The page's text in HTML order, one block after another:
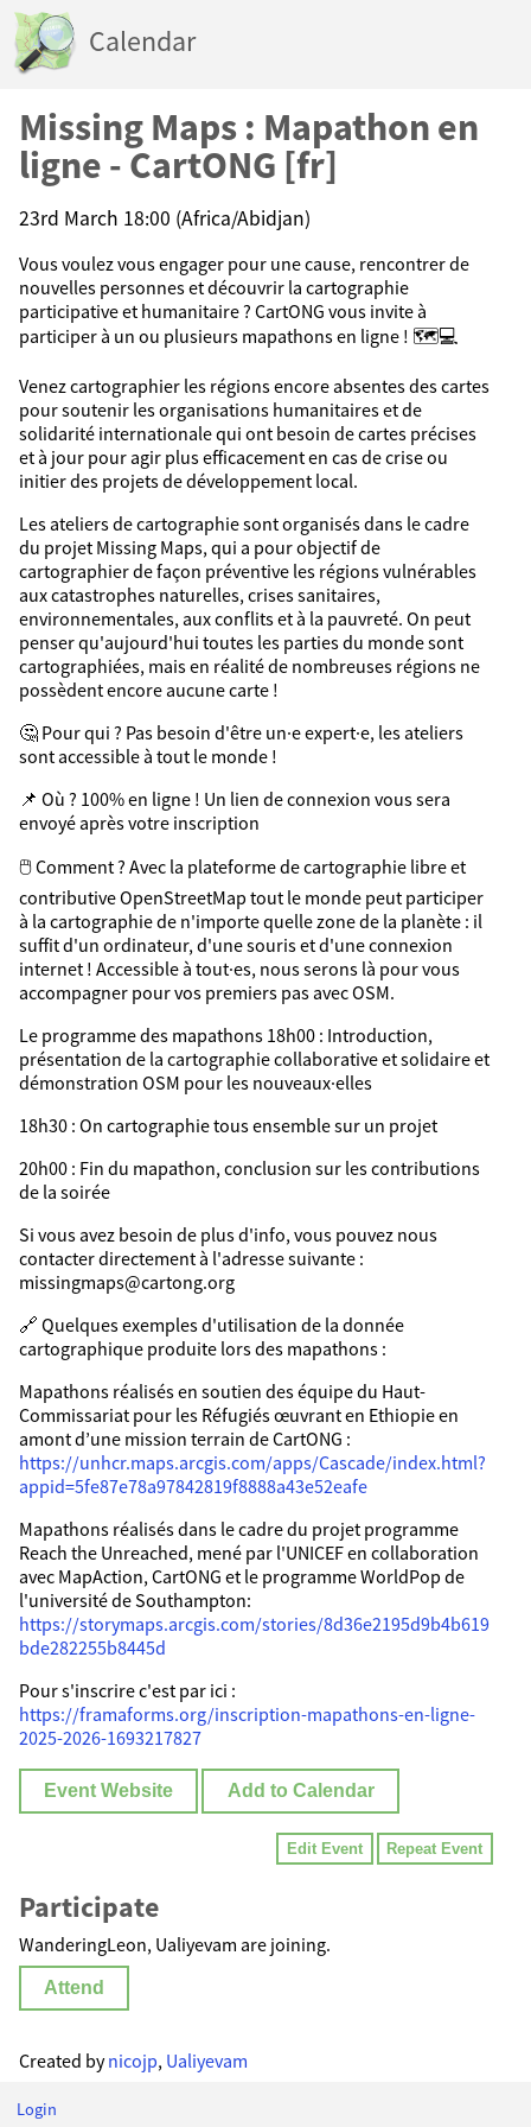
Calendar
Missing Maps : Mapathon en
ligne - CartONG [fr]
23rd March 18:00 (Africa/Abidjan)
Vous voulez vous engager pour une cause, rencontrer de
nouvelles personnes et découvrir la cartographie
participative et humanitaire ? CartONG vous invite à
participer à un ou plusieurs mapathons en ligne ! 🗺️​💻​
Venez cartographier les régions encore absentes des cartes
pour soutenir les organisations humanitaires et de
solidarité internationale qui ont besoin de cartes précises
et à jour pour agir plus efficacement en cas de crise ou
initier des projets de développement local.
Les ateliers de cartographie sont organisés dans le cadre
du projet Missing Maps, qui a pour objectif de
cartographier de façon préventive les régions vulnérables
aux catastrophes naturelles, crises sanitaires,
environnementales, aux conflits et à la pauvreté. On peut
penser qu'aujourd'hui toutes les parties du monde sont
cartographiées, mais en réalité de nombreuses régions ne
possèdent encore aucune carte !
🤔​ Pour qui ? Pas besoin d'être un·e expert·e, les ateliers
sont accessible à tout le monde !
📌​ Où ? 100% en ligne ! Un lien de connexion vous sera
envoyé après votre inscription
🖱️​ Comment ? Avec la plateforme de cartographie libre et
contributive OpenStreetMap tout le monde peut participer
à la cartographie de n'importe quelle zone de la planète : il
suffit d'un ordinateur, d'une souris et d'une connexion
internet ! Accessible à tout·es, nous serons là pour vous
accompagner pour vos premiers pas avec OSM.
Le programme des mapathons 18h00 : Introduction,
présentation de la cartographie collaborative et solidaire et
démonstration OSM pour les nouveaux·elles
18h30 : On cartographie tous ensemble sur un projet
20h00 : Fin du mapathon, conclusion sur les contributions
de la soirée
Si vous avez besoin de plus d'info, vous pouvez nous
contacter directement à l'adresse suivante :
missingmaps@cartong.org
🔗​ Quelques exemples d'utilisation de la donnée
cartographique produite lors des mapathons :
Mapathons réalisés en soutien des équipe du Haut-
Commissariat pour les Réfugiés œuvrant en Ethiopie en
amont d’une mission terrain de CartONG :
https://unhcr.maps.arcgis.com/apps/Cascade/index.html?
appid=5fe87e78a97842819f8888a43e52eafe
Mapathons réalisés dans le cadre du projet programme
Reach the Unreached, mené par l'UNICEF en collaboration
avec MapAction, CartONG et le programme WorldPop de
l'université de Southampton:
https://storymaps.arcgis.com/stories/8d36e2195d9b4b619
bde282255b8445d
Pour s'inscrire c'est par ici :
https://framaforms.org/inscription-mapathons-en-ligne-
2025-2026-1693217827
Event Website Add to Calendar
Edit Event Repeat Event
Participate
WanderingLeon, Ualiyevam are joining.
Attend
Created bynicojp, Ualiyevam
Login